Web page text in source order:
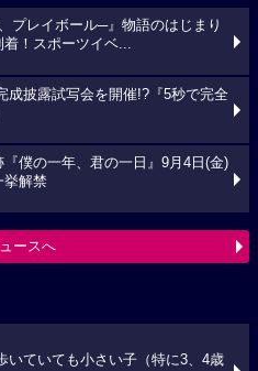
プレイボール─』物語のはじまり
！スポーツイベ...
成披露試写会を開催!?『5秒で完全
僕の一年、君の一日』9月4日(金)
挙解禁
ースへ
いていても小さい子（特に3、4歳